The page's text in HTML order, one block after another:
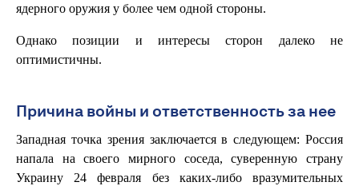
ядерного оружия у более чем одной стороны.
Однако позиции и интересы сторон далеко не
оптимистичны.
Причина войны и ответственность за нее
Западная точка зрения заключается в следующем: Россия
напала на своего мирного соседа, суверенную страну
Украину 24 февраля без каких-либо вразумительных